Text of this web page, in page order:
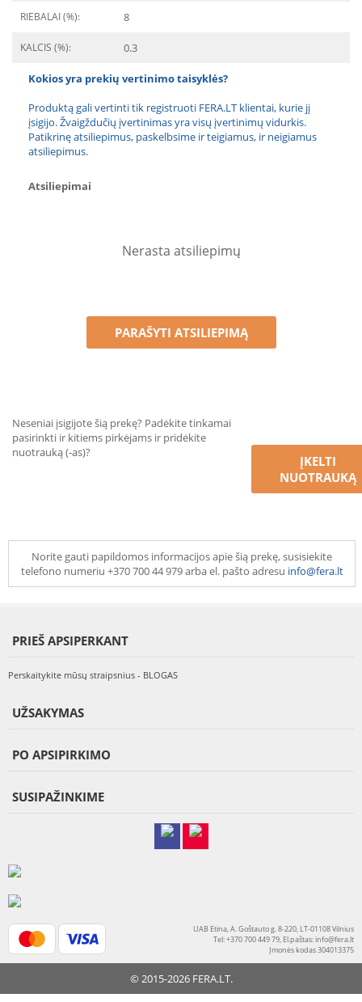
RIEBALAI (%): 8
KALCIS (%): 0.3
Kokios yra prekių vertinimo taisyklės?
Produktą gali vertinti tik registruoti FERA.LT klientai, kurie jį
įsigijo. Žvaigždučių įvertinimas yra visų įvertinimų vidurkis.
Patikrinę atsiliepimus, paskelbsime ir teigiamus, ir neigiamus
atsiliepimus.
Atsiliepimai
Nerasta atsiliepimų
PARAŠYTI ATSILIEPIMĄ
Neseniai įsigijote šią prekę? Padėkite tinkamai
pasirinkti ir kitiems pirkėjams ir pridėkite
nuotrauką (-as)?
ĮKELTI
NUOTRAUKĄ
Norite gauti papildomos informacijos apie šią prekę, susisiekite
telefono numeriu +370 700 44 979 arba el. pašto adresu info@fera.lt
PRIEŠ APSIPERKANT
Perskaitykite mūsų straipsnius - BLOGAS
UŽSAKYMAS
PO APSIPIRKIMO
SUSIPAŽINKIME
UAB Etina, A. Goštauto g. 8-220, LT-01108 Vilnius
Tel: +370 700 449 79, El.paštas:info@fera.lt
Įmonės kodas 304013375
© 2015-2026 FERA.LT.